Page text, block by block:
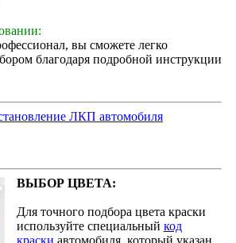
вы сможете легко
благодаря подробной инструкции
ЛКП автомобиля
ВЫБОР ЦВЕТА:
Для точного подбора цвета краски
используйте специальный код
краски автомобиля, который указан